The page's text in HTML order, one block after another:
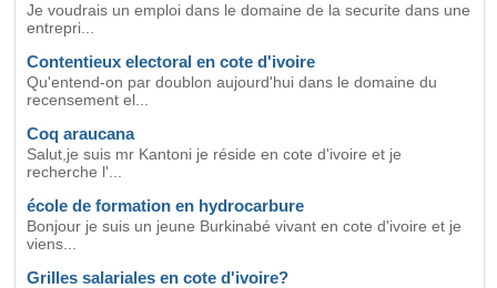
Je voudrais un emploi dans le domaine de la securite dans une
entrepri...
Contentieux electoral en cote d'ivoire
Qu'entend-on par doublon aujourd'hui dans le domaine du
recensement el...
Coq araucana
Salut,je suis mr Kantoni je réside en cote d'ivoire et je
recherche l'...
école de formation en hydrocarbure
Bonjour je suis un jeune Burkinabé vivant en cote d'ivoire et je
viens...
Grilles salariales en cote d'ivoire?